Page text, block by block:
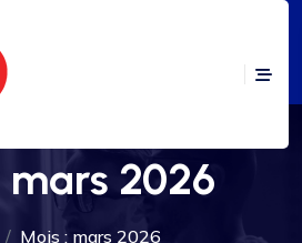
mars 2026
Mois : mars 2026